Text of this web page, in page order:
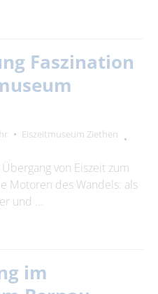
Faszination
Eiszeitmuseum Ziethen
von Eiszeit zum
Motoren des Wandels: als
und …
im